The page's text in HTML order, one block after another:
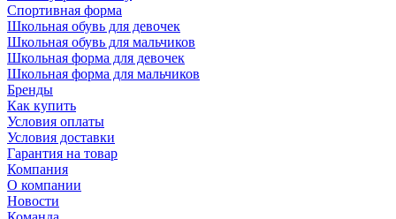
Спортивная форма
Школьная обувь для девочек
Школьная обувь для мальчиков
Школьная форма для девочек
Школьная форма для мальчиков
Бренды
Как купить
Условия оплаты
Условия доставки
Гарантия на товар
Компания
О компании
Новости